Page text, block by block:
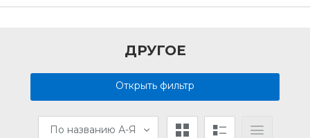
ДРУГОЕ
Открыть фильтр
По названию А-Я